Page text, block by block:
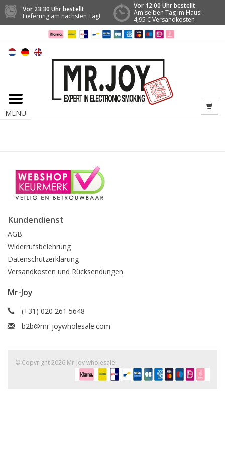
Vor 23:30 Uhr bestellt
Lieferung am nächsten Tag!
Vor 12:00 Uhr bestellt
Am selben Tag im Haus!
4,95 € Versandkosten
MENU
Kundendienst
AGB
Widerrufsbelehrung
Datenschutzerklärung
Versandkosten und Rücksendungen
Mr-Joy
(+31) 020 261 5648
b2b@mr-joywholesale.com
© Copyright 2026 Mr-Joy wholesale